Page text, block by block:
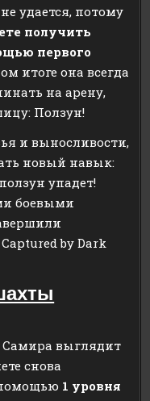
удается, потому
получить
первого
итоге она всегда
на арену,
Ползун!
и выносливости,
новый навык:
упадет!
боевыми
by Dark
Самира выглядит
снова
1 уровня